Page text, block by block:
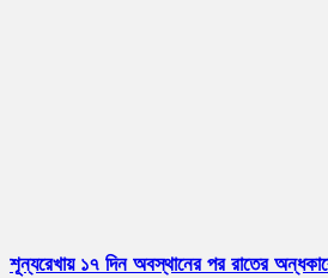
শূন্যরেখায় ১৭ দিন অবস্থানের পর রাতের